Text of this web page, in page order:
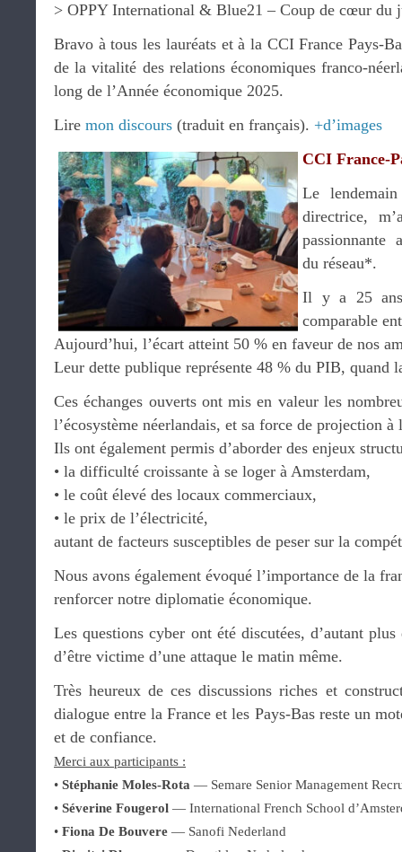
> OPPY International & Blue21 – Coup de cœur du
Bravo à tous les lauréats et à la CCI France Pays-
de la vitalité des relations économiques franco-
long de l’Année économique 2025.
Lire mon discours (traduit en français). +d’images
CCI France-
Le
directrice,
passionnante
du réseau*.
Il y a 25
comparable
Aujourd’hui, l’écart atteint 50 % en faveur de nos
Leur dette publique représente 48 % du PIB, quand
Ces échanges ouverts ont mis en valeur les
l’écosystème néerlandais, et sa force de projection à
Ils ont également permis d’aborder des enjeux
• la difficulté croissante à se loger à Amsterdam,
• le coût élevé des locaux commerciaux,
• le prix de l’électricité,
autant de facteurs susceptibles de peser sur la
Nous avons également évoqué l’importance de la
renforcer notre diplomatie économique.
Les questions cyber ont été discutées, d’autant
d’être victime d’une attaque le matin même.
Très heureux de ces discussions riches et
dialogue entre la France et les Pays-Bas reste un
et de confiance.
Merci aux participants :
• Stéphanie Moles-Rota — Semare Senior Management
• Séverine Fougerol — International French School
• Fiona De Bouvere — Sanofi Nederland